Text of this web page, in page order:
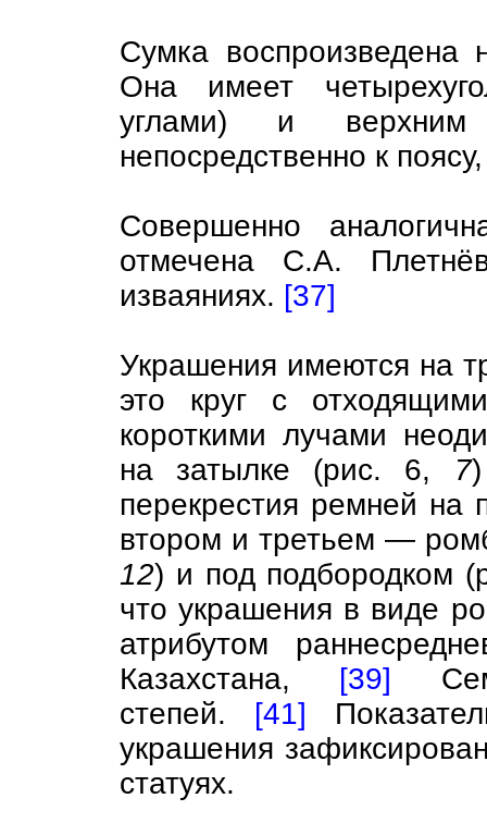
Сумка
Она имеет
углами) и
непосредственно к
Совершенно
отмечена С.А.
изваяниях. [37]
Украшения имеются на
это круг с
короткими лучами
на затылке (рис. 6,
7
перекрестия ремней на
втором и третьем —
12) и под подбородком
что украшения в виде
атрибутом
Казахстана, [39]
степей. [41]
украшения
статуях.